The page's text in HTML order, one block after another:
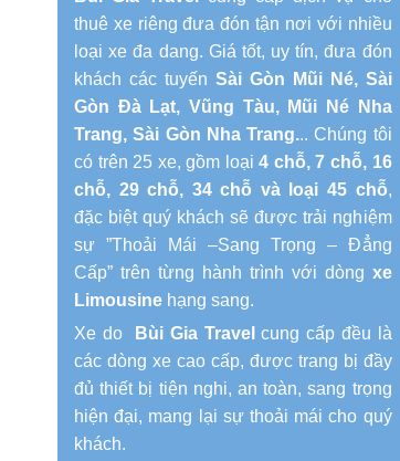
thuê xe riêng đưa đón tận nơi với nhiều
loại xe đa dang. Giá tốt, uy tín, đưa đón
khách các tuyến Sài Gòn Mũi Né, Sài
Gòn Đà Lạt, Vũng Tàu, Mũi Né Nha
Trang, Sài Gòn Nha Trang... Chúng tôi
có trên 25 xe, gồm loại 4 chỗ, 7 chỗ, 16
chỗ, 29 chỗ, 34 chỗ và loại 45 chỗ,
đặc biệt quý khách sẽ được trải nghiệm
sự ”Thoải Mái –Sang Trọng – Đẳng
Cấp” trên từng hành trình với dòng xe
Limousine hạng sang.
Xe do
Bùi Gia Travel cung cấp đều là
các dòng xe cao cấp, được trang bị đầy
đủ thiết bị tiện nghi, an toàn, sang trọng
hiện đại, mang lại sự thoải mái cho quý
khách.